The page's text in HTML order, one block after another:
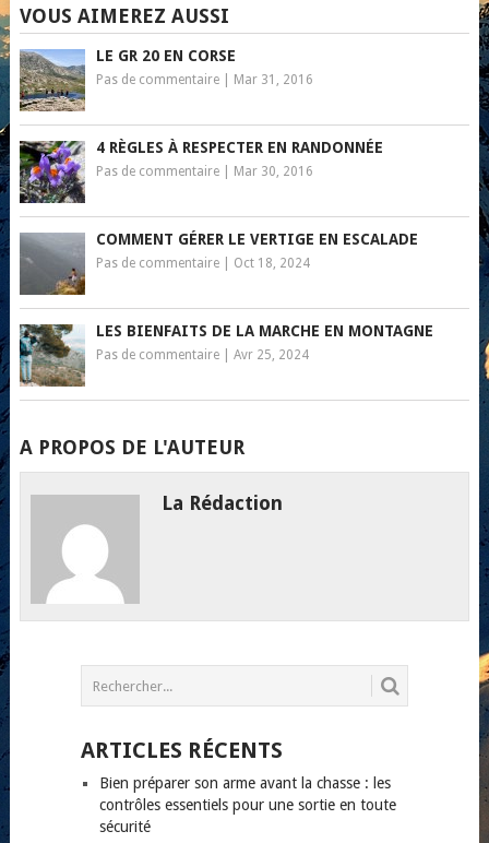
VOUS AIMEREZ AUSSI
LE GR 20 EN CORSE
Pas de commentaire| Mar 31, 2016
4 RÈGLES À RESPECTER EN RANDONNÉE
Pas de commentaire| Mar 30, 2016
COMMENT GÉRER LE VERTIGE EN ESCALADE
Pas de commentaire| Oct 18, 2024
LES BIENFAITS DE LA MARCHE EN MONTAGNE
Pas de commentaire| Avr 25, 2024
A PROPOS DE L'AUTEUR
La Rédaction
ARTICLES RÉCENTS
Bien préparer son arme avant la chasse : les
contrôles essentiels pour une sortie en toute
sécurité